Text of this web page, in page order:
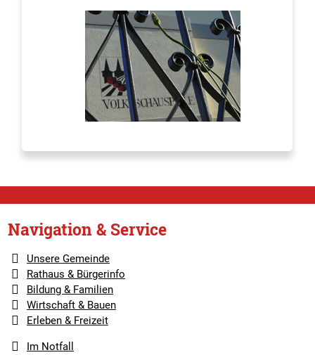
Navigation & Service
Unsere Gemeinde
Rathaus & Bürgerinfo
Bildung & Familien
Wirtschaft & Bauen
Erleben & Freizeit
Im Notfall